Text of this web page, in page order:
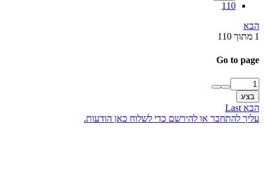
110
הבא
1 מתוך 110
Go to page
בצע
הבא Last
עליך להתחבר או להירשם כדי לשלוח כאן הודעות.